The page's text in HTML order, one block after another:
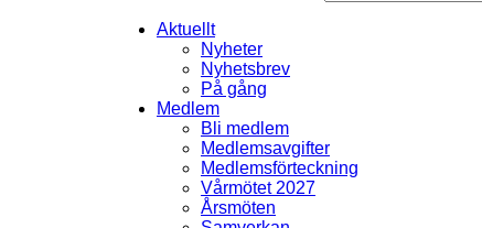
Aktuellt
Nyheter
Nyhetsbrev
På gång
Medlem
Bli medlem
Medlemsavgifter
Medlemsförteckning
Vårmötet 2027
Årsmöten